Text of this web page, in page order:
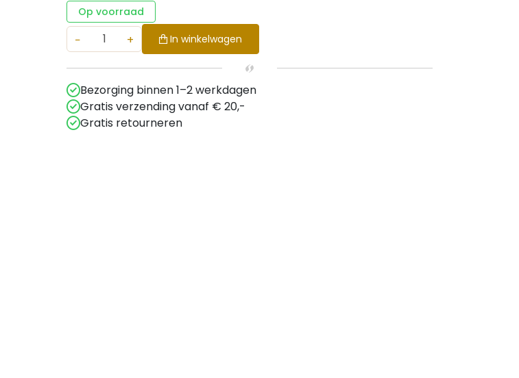
Op voorraad
− + In winkelwagen
Bezorging binnen 1–2 werkdagen
Gratis verzending vanaf € 20,-
Gratis retourneren